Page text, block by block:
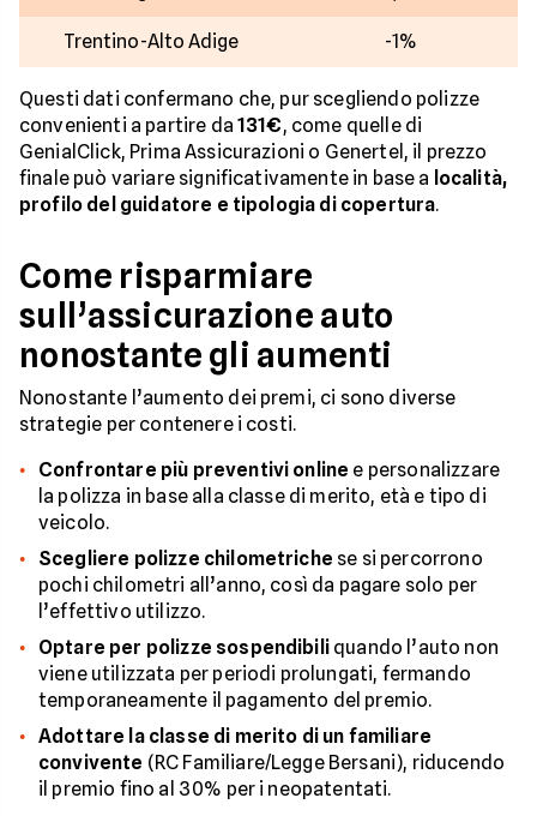
Trentino-Alto Adige -1%
Questi dati confermano che, pur scegliendo polizze
convenienti a partire da131€, come quelle di
GenialClick, Prima Assicurazioni o Genertel, il prezzo
finale può variare significativamente in base a località,
profilo del guidatore e tipologia di copertura.
Come risparmiare
sull’assicurazione auto
nonostante gli aumenti
Nonostante l’aumento dei premi, ci sono diverse
strategie per contenere i costi.
Confrontare più preventivi online e personalizzare
la polizza in base alla classe di merito, età e tipo di
veicolo.
Scegliere polizze chilometriche se si percorrono
pochi chilometri all’anno, così da pagare solo per
l’effettivo utilizzo.
Optare per polizze sospendibiliquando l’auto non
viene utilizzata per periodi prolungati, fermando
temporaneamente il pagamento del premio.
Adottare la classe di merito di un familiare
convivente (RC Familiare/Legge Bersani), riducendo
il premio fino al 30% per i neopatentati.